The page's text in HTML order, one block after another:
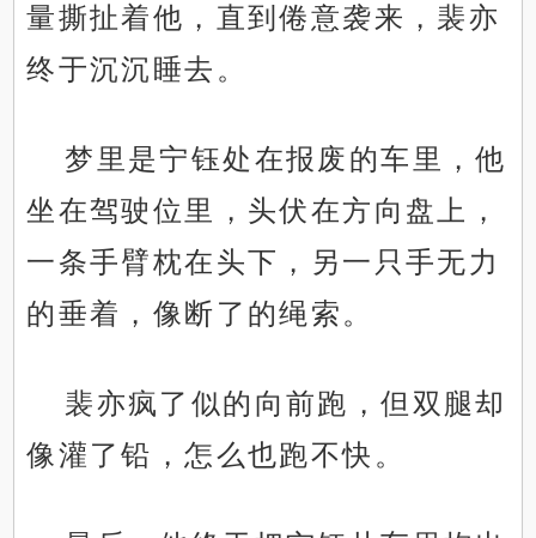
量撕扯着他，直到倦意袭来，裴亦
终于沉沉睡去。
梦里是宁钰处在报废的车里，他
坐在驾驶位里，头伏在方向盘上，
一条手臂枕在头下，另一只手无力
的垂着，像断了的绳索。
裴亦疯了似的向前跑，但双腿却
像灌了铅，怎么也跑不快。